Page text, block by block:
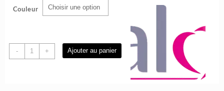
Couleur
-
quantité
de
+ Ajouter au panier